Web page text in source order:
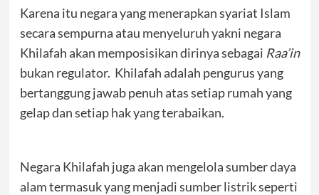
Karena itu negara yang menerapkan syariat Islam
secara sempurna atau menyeluruh yakni negara
Khilafah akan memposisikan dirinya sebagai Raa’in
bukan regulator. Khilafah adalah pengurus yang
bertanggung jawab penuh atas setiap rumah yang
gelap dan setiap hak yang terabaikan.
Negara Khilafah juga akan mengelola sumber daya
alam termasuk yang menjadi sumber listrik seperti